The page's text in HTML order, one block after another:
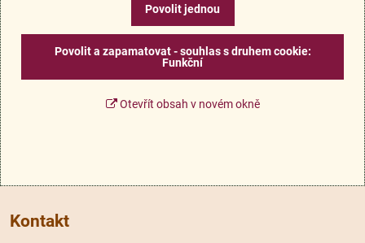
Povolit jednou
Povolit a zapamatovat - souhlas s druhem cookie:
Funkční
Otevřít obsah v novém okně
Kontakt